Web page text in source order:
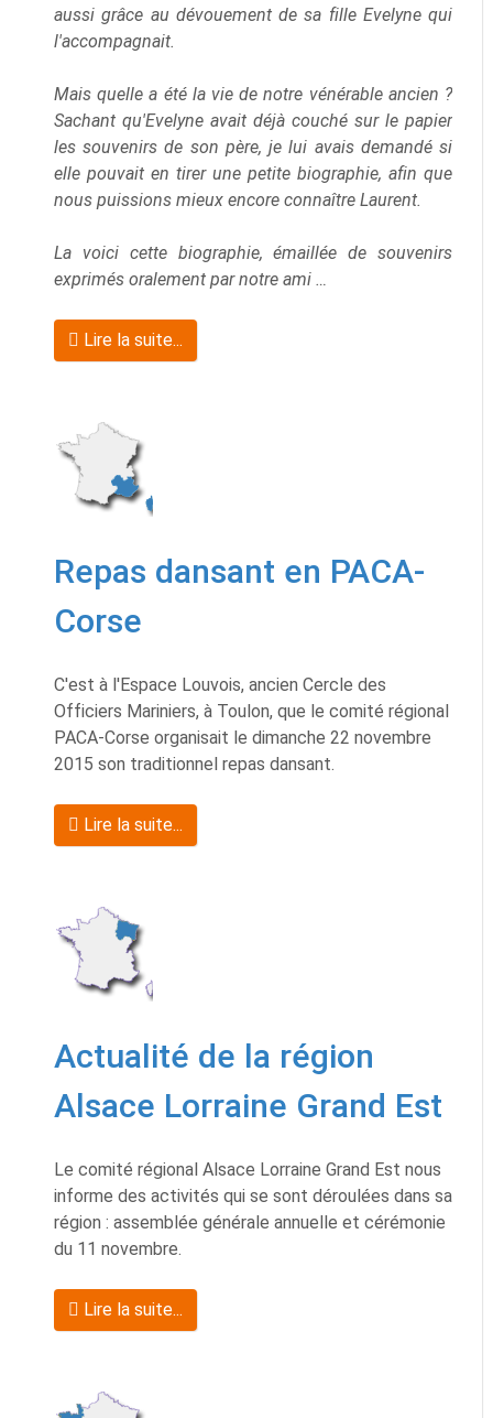
aussi grâce au dévouement de sa fille Evelyne qui
l'accompagnait.
Mais quelle a été la vie de notre vénérable ancien ?
Sachant qu'Evelyne avait déjà couché sur le papier
les souvenirs de son père, je lui avais demandé si
elle pouvait en tirer une petite biographie, afin que
nous puissions mieux encore connaître Laurent.
La voici cette biographie, émaillée de souvenirs
exprimés oralement par notre ami …
Lire la suite...
Repas dansant en PACA-
Corse
C'est à l'Espace Louvois, ancien Cercle des
Officiers Mariniers, à Toulon, que le comité régional
PACA-Corse organisait le dimanche 22 novembre
2015 son traditionnel repas dansant.
Lire la suite...
Actualité de la région
Alsace Lorraine Grand Est
Le comité régional Alsace Lorraine Grand Est nous
informe des activités qui se sont déroulées dans sa
région : assemblée générale annuelle et cérémonie
du 11 novembre.
Lire la suite...